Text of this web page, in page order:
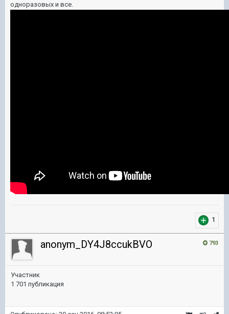
одноразовых и все.
1
793
anonym_DY4J8ccukBVO
Участник
1 701 публикация